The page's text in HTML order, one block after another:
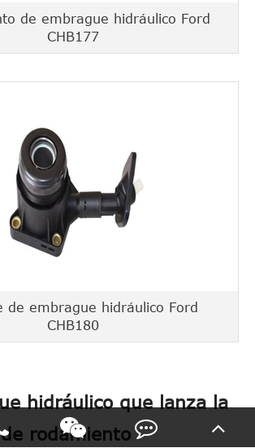
de embrague hidráulico Ford
CHB177
de embrague hidráulico Ford
CHB180
hidráulico que lanza la
rodamiento